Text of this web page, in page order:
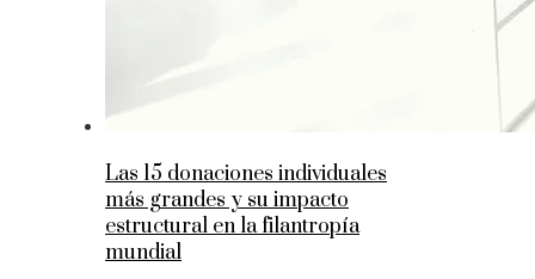
Las 15 donaciones individuales
más grandes y su impacto
estructural en la filantropía
mundial